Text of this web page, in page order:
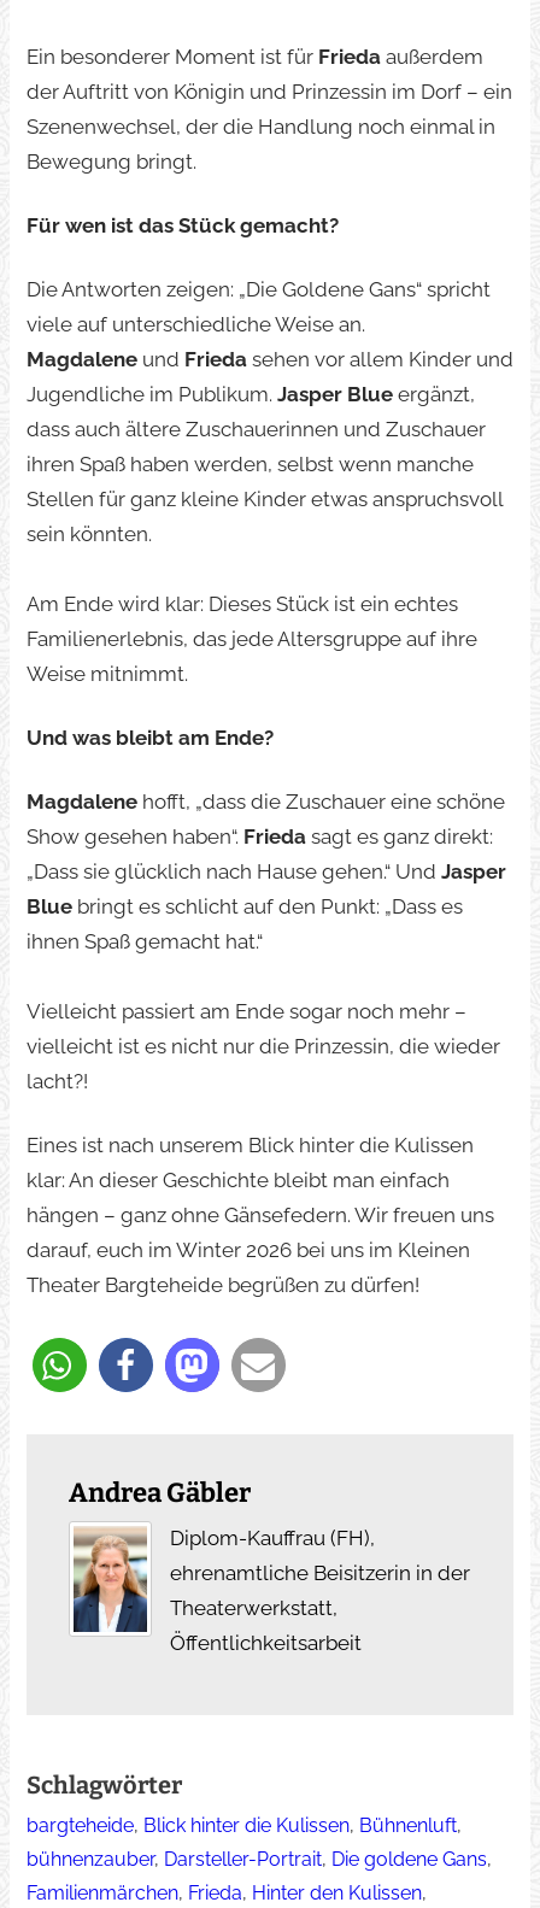
Ein besonderer Moment ist für Friedaaußerdem
der Auftritt von Königin und Prinzessin im Dorf – ein
Szenenwechsel, der die Handlung noch einmal in
Bewegung bringt.
Für wen ist das Stück gemacht?
Die Antworten zeigen: „Die Goldene Gans“ spricht
viele auf unterschiedliche Weise an.
Magdaleneund Friedasehen vor allem Kinder und
Jugendliche im Publikum. Jasper Blueergänzt,
dass auch ältere Zuschauerinnen und Zuschauer
ihren Spaß haben werden, selbst wenn manche
Stellen für ganz kleine Kinder etwas anspruchsvoll
sein könnten.
Am Ende wird klar: Dieses Stück ist ein echtes
Familienerlebnis, das jede Altersgruppe auf ihre
Weise mitnimmt.
Und was bleibt am Ende?
Magdalenehofft, „dass die Zuschauer eine schöne
Show gesehen haben“. Friedasagt es ganz direkt:
„Dass sie glücklich nach Hause gehen.“ Und Jasper
Bluebringt es schlicht auf den Punkt: „Dass es
ihnen Spaß gemacht hat.“
Vielleicht passiert am Ende sogar noch mehr –
vielleicht ist es nicht nur die Prinzessin, die wieder
lacht?!
Eines ist nach unserem Blick hinter die Kulissen
klar: An dieser Geschichte bleibt man einfach
hängen – ganz ohne Gänsefedern. Wir freuen uns
darauf, euch im Winter 2026 bei uns im Kleinen
Theater Bargteheide begrüßen zu dürfen!
Andrea Gäbler
Diplom-Kauffrau (FH),
ehrenamtliche Beisitzerin in der
Theaterwerkstatt,
Öffentlichkeitsarbeit
Schlagwörter
bargteheide, Blick hinter die Kulissen, Bühnenluft
bühnenzauber, Darsteller-Portrait, Die goldene Gans
Familienmärchen, Frieda, Hinter den Kulissen